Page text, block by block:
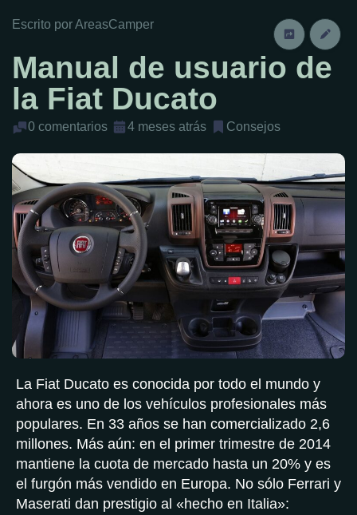
Escrito por AreasCamper
Manual de usuario de
la Fiat Ducato
0 comentarios 4 meses atrás Consejos
La Fiat Ducato es conocida por todo el mundo y
ahora es uno de los vehículos profesionales más
populares. En 33 años se han comercializado 2,6
millones. Más aún: en el primer trimestre de 2014
mantiene la cuota de mercado hasta un 20% y es
el furgón más vendido en Europa. No sólo Ferrari y
Maserati dan prestigio al «hecho en Italia»: